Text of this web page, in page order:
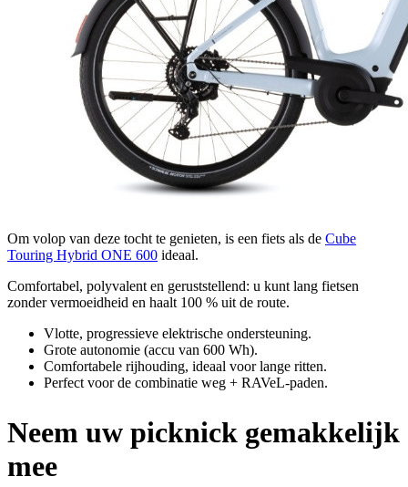
Om volop van deze tocht te genieten, is een fiets als de Cube
Touring Hybrid ONE 600 ideaal.
Comfortabel, polyvalent en geruststellend: u kunt lang fietsen
zonder vermoeidheid en haalt 100 % uit de route.
Vlotte, progressieve elektrische ondersteuning.
Grote autonomie (accu van 600 Wh).
Comfortabele rijhouding, ideaal voor lange ritten.
Perfect voor de combinatie weg + RAVeL-paden.
Neem uw picknick gemakkelijk
mee